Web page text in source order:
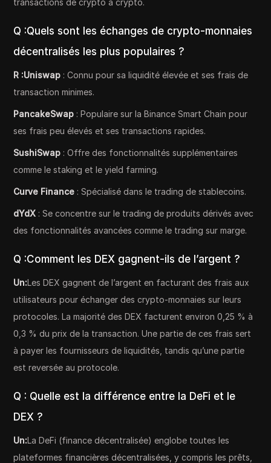
Q :Quels sont les échanges de crypto-monnaies
décentralisés les plus populaires ?
R :Uniswap : Connu pour sa liquidité élevée et ses frais de
transaction minimes.
PancakeSwap : Populaire sur la Binance Smart Chain pour
ses frais peu élevés et ses transactions rapides.
SushiSwap : Offre des fonctionnalités supplémentaires
comme le staking et le yield farming.
Curve Finance : Spécialisé dans le trading de stablecoins.
dYdX : Se concentre sur le trading de produits dérivés avec
des fonctionnalités avancées comme le trading sur marge.
Q :Comment les DEX gagnent-ils de l’argent ?
Un:Les DEX gagnent de l’argent en facturant des frais aux
utilisateurs pour échanger des crypto-monnaies sur leurs
protocoles. La majorité des DEX facturent environ 0,25 % à
0,3 % du prix de la transaction. Une partie de ces frais sert
à payer les fournisseurs de liquidités, tandis qu’une partie
est reversée au protocole.
Q : Quelle est la différence entre la DeFi et le
DEX ?
Un:La DeFi (finance décentralisée) englobe toutes les
plateformes financières décentralisées, y compris les prêts,